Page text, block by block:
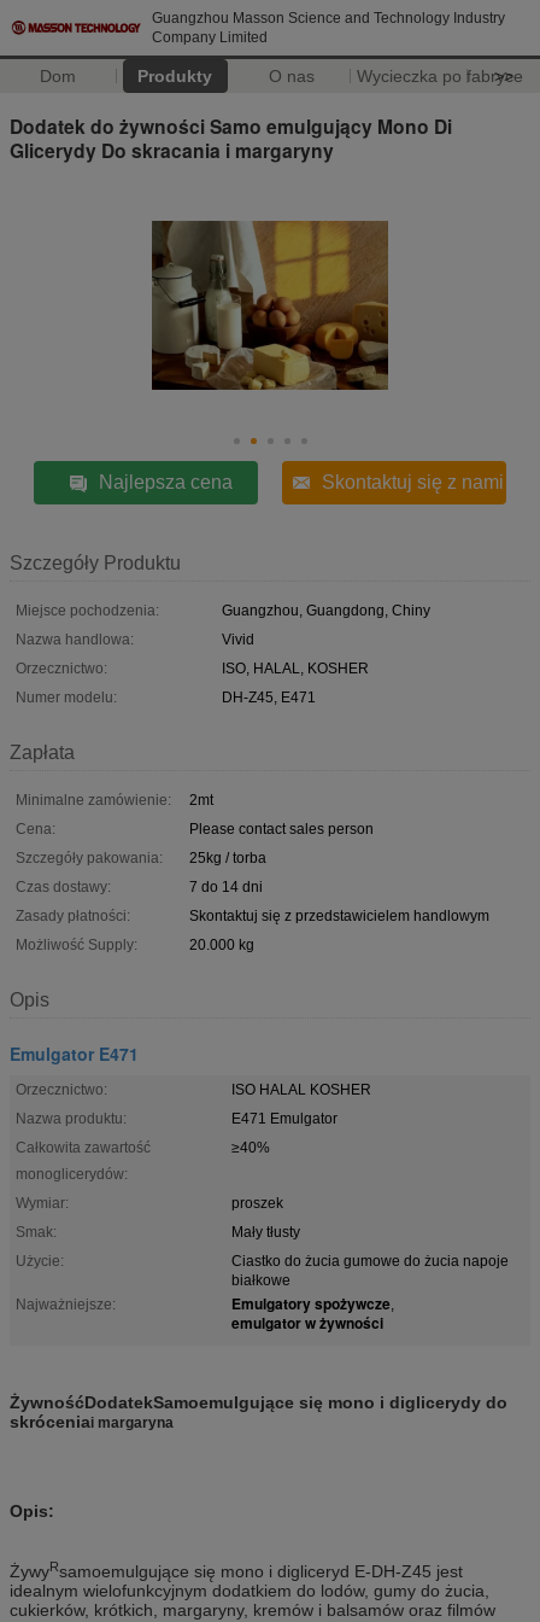
Guangzhou Masson Science and Technology Industry
Company Limited
Dom Produkty O nas Wycieczka po fabryce
>>
Dodatek do żywności Samo emulgujący Mono Di
Glicerydy Do skracania i margaryny
Najlepsza cena Skontaktuj się z nami
Szczegóły Produktu
Miejsce pochodzenia:
Guangzhou, Guangdong, Chiny
Nazwa handlowa:
Vivid
Orzecznictwo:
ISO, HALAL, KOSHER
Numer modelu:
DH-Z45, E471
Zapłata
Minimalne zamówienie:
2mt
Cena:
Please contact sales person
Szczegóły pakowania:
25kg / torba
Czas dostawy:
7 do 14 dni
Zasady płatności:
Skontaktuj się z przedstawicielem handlowym
Możliwość Supply:
20.000 kg
Opis
Emulgator E471
Orzecznictwo:
ISO HALAL KOSHER
Nazwa produktu:
E471 Emulgator
Całkowita zawartość
monoglicerydów:
≥40%
Wymiar:
proszek
Smak:
Mały tłusty
Użycie:
Ciastko do żucia gumowe do żucia napoje
białkowe
Najważniejsze:
Emulgatory spożywcze,
emulgator w żywności
ŻywnośćDodatekSamoemulgujące się mono i diglicerydy do
skróceniai margaryna
Opis:
ŻywyRsamoemulgujące się mono i digliceryd E-DH-Z45 jest
idealnym wielofunkcyjnym dodatkiem do lodów, gumy do żucia,
cukierków, krótkich, margaryny, kremów i balsamów oraz filmów